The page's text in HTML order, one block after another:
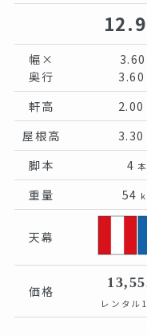
幅×
奥行
3.60
3.60
軒高 2.00
屋根高 3.30
脚本 4 本
重量 54
天幕
価格
レンタル